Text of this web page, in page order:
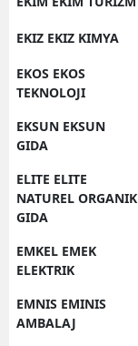
EKIZ EKIZ KIMYA
EKOS EKOS
TEKNOLOJI
EKSUN EKSUN
GIDA
ELITE ELITE
NATUREL ORGANIK
GIDA
EMKEL EMEK
ELEKTRIK
EMNIS EMINIS
AMBALAJ